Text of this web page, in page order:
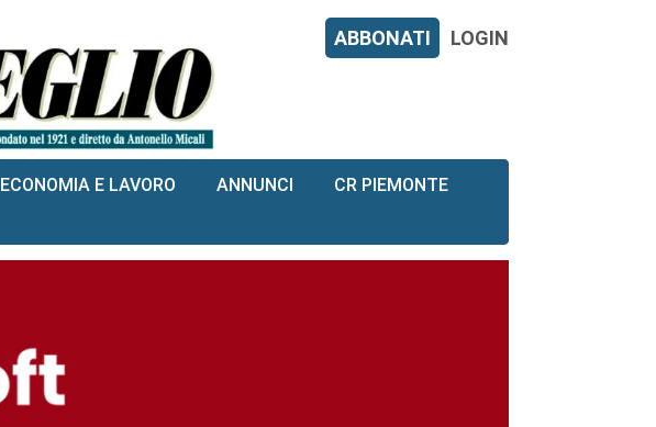
ABBONATI LOGIN
ECONOMIA E LAVORO ANNUNCI CR PIEMONTE